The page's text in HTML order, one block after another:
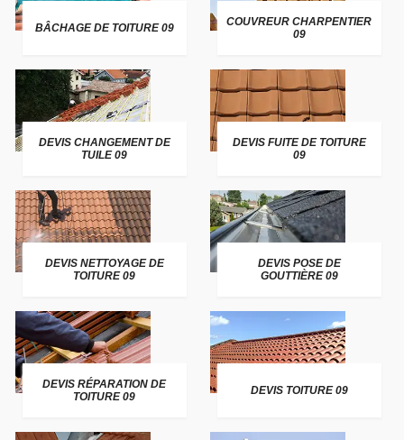
BÂCHAGE DE TOITURE 09
COUVREUR CHARPENTIER
09
DEVIS CHANGEMENT DE
TUILE 09
DEVIS FUITE DE TOITURE
09
DEVIS NETTOYAGE DE
TOITURE 09
DEVIS POSE DE
GOUTTIÈRE 09
DEVIS RÉPARATION DE
TOITURE 09
DEVIS TOITURE 09